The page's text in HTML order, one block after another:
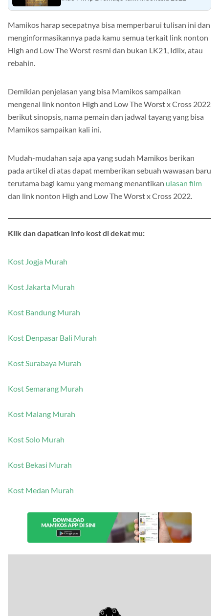
Mamikos harap secepatnya bisa memperbarui tulisan ini dan
menginformasikannya pada kamu semua terkait link nonton
High and Low The Worst resmi dan bukan LK21, Idlix, atau
rebahin.
Demikian penjelasan yang bisa Mamikos sampaikan
mengenai link nonton High and Low The Worst x Cross 2022
berikut sinopsis, nama pemain dan jadwal tayang yang bisa
Mamikos sampaikan kali ini.
Mudah-mudahan saja apa yang sudah Mamikos berikan
pada artikel di atas dapat memberikan sebuah wawasan baru
terutama bagi kamu yang memang menantikan ulasan film
dan link nonton High and Low The Worst x Cross 2022.
Klik dan dapatkan info kost di dekat mu:
Kost Jogja Murah
Kost Jakarta Murah
Kost Bandung Murah
Kost Denpasar Bali Murah
Kost Surabaya Murah
Kost Semarang Murah
Kost Malang Murah
Kost Solo Murah
Kost Bekasi Murah
Kost Medan Murah